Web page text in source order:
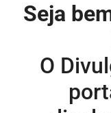
Seja
O